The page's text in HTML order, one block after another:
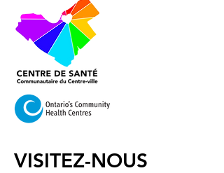
VISITEZ-NOUS